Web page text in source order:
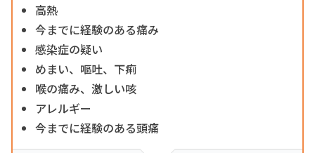
高熱
今までに経験のある痛み
感染症の疑い
めまい、嘔吐、下痢
喉の痛み、激しい咳
アレルギー
今までに経験のある頭痛